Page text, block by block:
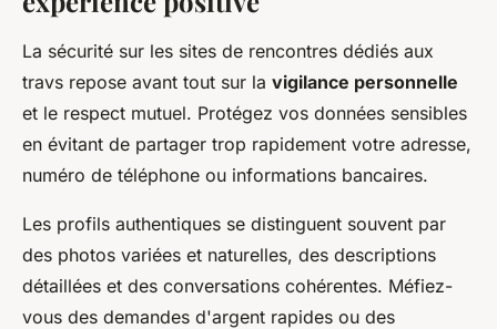
La sécurité sur les sites de rencontres dédiés aux
travs repose avant tout sur la vigilance personnelle
et le respect mutuel. Protégez vos données sensibles
en évitant de partager trop rapidement votre adresse,
numéro de téléphone ou informations bancaires.
Les profils authentiques se distinguent souvent par
des photos variées et naturelles, des descriptions
détaillées et des conversations cohérentes. Méfiez-
vous des demandes d'argent rapides ou des